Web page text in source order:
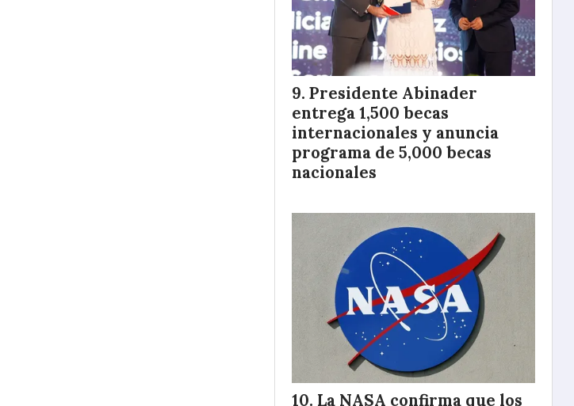
Presidente Abinader
entrega 1,500 becas
internacionales y anuncia
programa de 5,000 becas
nacionales
La NASA confirma que los